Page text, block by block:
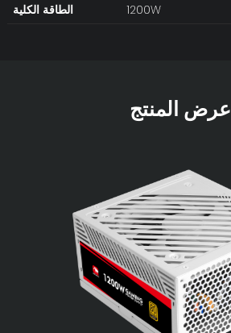
الطاقة الكلية
1200W
عرض المنتج